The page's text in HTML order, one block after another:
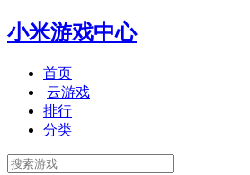
小米游戏中心
首页
云游戏
排行
分类